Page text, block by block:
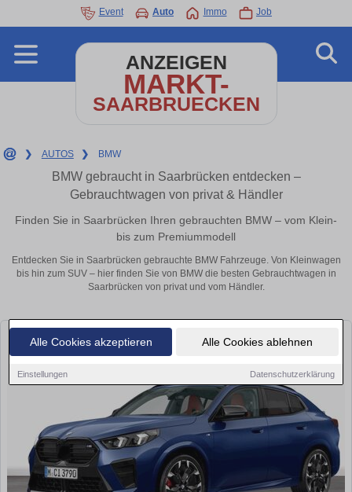
Alle Cookies akzeptieren Alle Cookies ablehnen
Einstellungen Datenschutzerklärung
Event Auto Immo Job
ANZEIGEN
MARKT-
SAARBRUECKEN
❯ AUTOS ❯ BMW
BMW gebraucht in Saarbrücken entdecken –
Gebrauchtwagen von privat & Händler
Finden Sie in Saarbrücken Ihren gebrauchten BMW – vom Klein-
bis zum Premiummodell
Entdecken Sie in Saarbrücken gebrauchte BMW Fahrzeuge. Von Kleinwagen
bis hin zum SUV – hier finden Sie von BMW die besten Gebrauchtwagen in
Saarbrücken von privat und vom Händler.